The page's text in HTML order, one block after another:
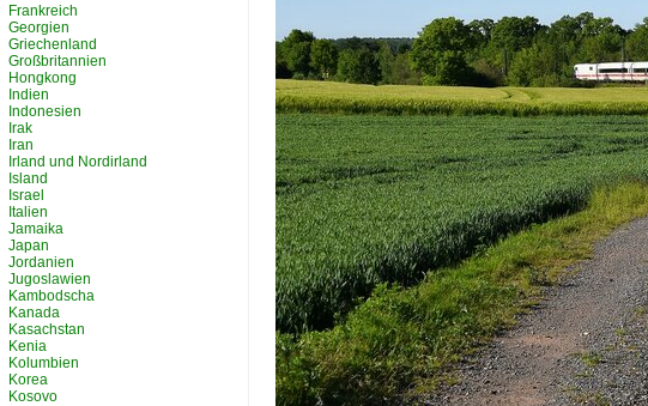
Frankreich
Georgien
Griechenland
Großbritannien
Hongkong
Indien
Indonesien
Irak
Iran
Irland und Nordirland
Island
Israel
Italien
Jamaika
Japan
Jordanien
Jugoslawien
Kambodscha
Kanada
Kasachstan
Kenia
Kolumbien
Korea
Kosovo